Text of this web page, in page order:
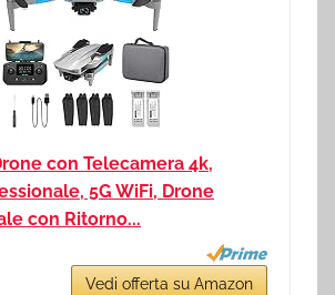
con Telecamera 4k,
5G WiFi, Drone
con Ritorno...
Vedi offerta su Amazon